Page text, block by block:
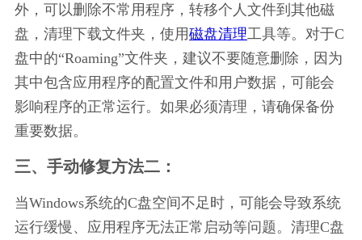
外，可以删除不常用程序，转移个人文件到其他磁
盘，清理下载文件夹，使用磁盘清理工具等。对于C
盘中的“Roaming”文件夹，建议不要随意删除，因为
其中包含应用程序的配置文件和用户数据，可能会
影响程序的正常运行。如果必须清理，请确保备份
重要数据。
三、手动修复方法二：
当Windows系统的C盘空间不足时，可能会导致系统
运行缓慢、应用程序无法正常启动等问题。清理C盘